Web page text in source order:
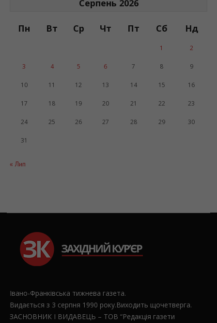
Серпень 2026
Пн Вт Ср Чт Пт Сб Нд
« Лип
1 2
3 4 5 6 7 8 9
10 11 12 13 14 15 16
17 18 19 20 21 22 23
24 25 26 27 28 29 30
31
Івано-Франківська тижнева газета.
Видається з 3 серпня 1990 року.Виходить щочетверга.
ЗАСНОВНИК І ВИДАВЕЦЬ – ТОВ “Редакція газети